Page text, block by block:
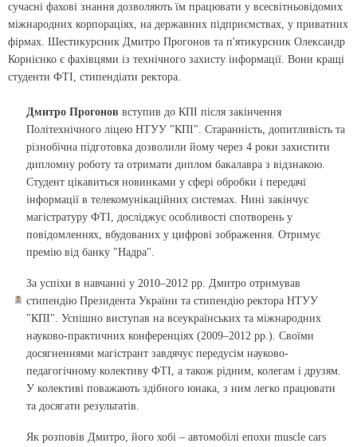
сучасні фахові знання дозволяють їм працювати у всесвітньовідомих
міжнародних корпораціях, на державних підприємствах, у приватних
фірмах. Шестикурсник Дмитро Прогонов та п'ятикурсник Олександр
Корнієнко є фахівцями із технічного захисту інформації. Вони кращі
студенти ФТІ, стипендіати ректора.
Дмитро Прогонов вступив до КПІ після закінчення
Політехнічного ліцею НТУУ "КПІ". Старанність, допитливість та
різнобічна підготовка дозволили йому через 4 роки захистити
дипломну роботу та отримати диплом бакалавра з відзнакою.
Студент цікавиться новинками у сфері обробки і передачі
інформації в телекомунікаційних системах. Нині закінчує
магістратуру ФТІ, досліджує особливості спотворень у
повідомленнях, вбудованих у цифрові зображення. Отримує
премію від банку "Надра".
За успіхи в навчанні у 2010–2012 рр. Дмитро отримував
стипендію Президента України та стипендію ректора НТУУ
"КПІ". Успішно виступав на всеукраїнських та міжнародних
науково-практичних конференціях (2009–2012 рр.). Своїми
досягненнями магістрант завдячує передусім науково-
педагогічному колективу ФТІ, а також рідним, колегам і друзям.
У колективі поважають здібного юнака, з ним легко працювати
та досягати результатів.
Як розповів Дмитро, його хобі – автомобілі епохи muscle cars